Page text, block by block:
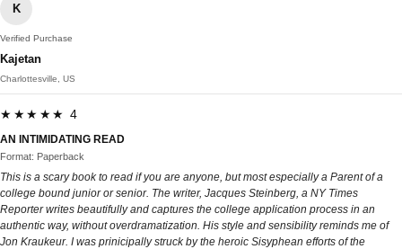
K
Verified Purchase
Kajetan
Charlottesville, US
★★★★★ 4
AN INTIMIDATING READ
Format: Paperback
This is a scary book to read if you are anyone, but most especially a Parent of a
college bound junior or senior. The writer, Jacques Steinberg, a NY Times
Reporter writes beautifully and captures the college application process in an
authentic way, without overdramatization. His style and sensibility reminds me of
Jon Kraukeur. I was prinicipally struck by the heroic Sisyphean efforts of the